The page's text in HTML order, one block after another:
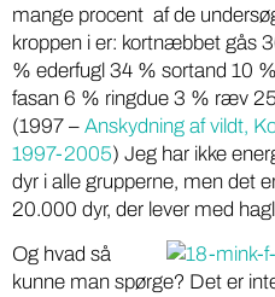
mange procent af de
kroppen i er: kortnæbbet gås
% ederfugl 34 % sortand 10
fasan 6 % ringdue 3 % ræv
(1997 – Anskydning af vildt,
1997-2005) Jeg har ikke
dyr i alle grupperne, men det
20.000 dyr, der lever med
Og hvad så
kunne man spørge? Det er